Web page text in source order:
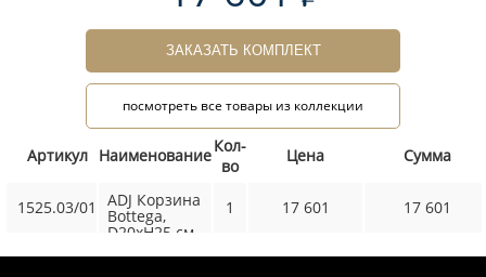
ЗАКАЗАТЬ КОМПЛЕКТ
посмотреть все товары из коллекции
Артикул НаименованиеКол-
во
Цена Сумма
1525.03/01 ADJ Корзина
Bottega,
D20xH25 см.,
1 17 601 17 601